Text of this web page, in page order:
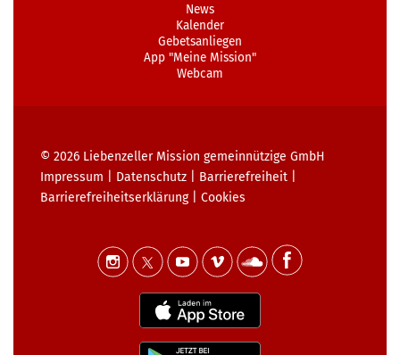
News
Kalender
Gebetsanliegen
App "Meine Mission"
Webcam
© 2026 Liebenzeller Mission gemeinnützige GmbH
Impressum
Datenschutz Barrierefreiheit
Barrierefreiheits­erklärung| Cookies